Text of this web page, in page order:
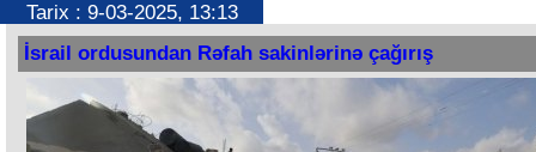
Tarix : 9-03-2025, 13:13
İsrail ordusundan Rəfah sakinlərinə çağırış